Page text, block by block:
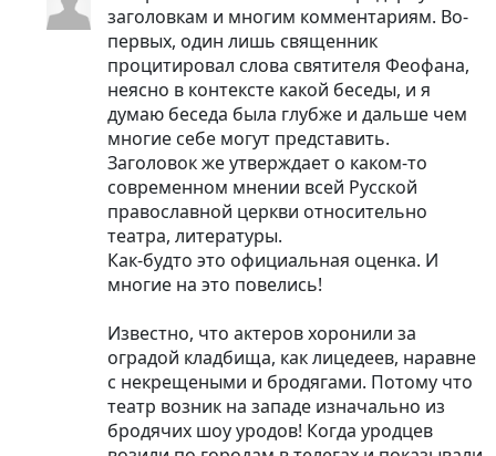
заголовкам и многим комментариям. Во-
первых, один лишь священник
процитировал слова святителя Феофана,
неясно в контексте какой беседы, и я
думаю беседа была глубже и дальше чем
многие себе могут представить.
Заголовок же утверждает о каком-то
современном мнении всей Русской
православной церкви относительно
театра, литературы.
Как-будто это официальная оценка. И
многие на это повелись!
Известно, что актеров хоронили за
оградой кладбища, как лицедеев, наравне
с некрещеными и бродягами. Потому что
театр возник на западе изначально из
бродячих шоу уродов! Когда уродцев